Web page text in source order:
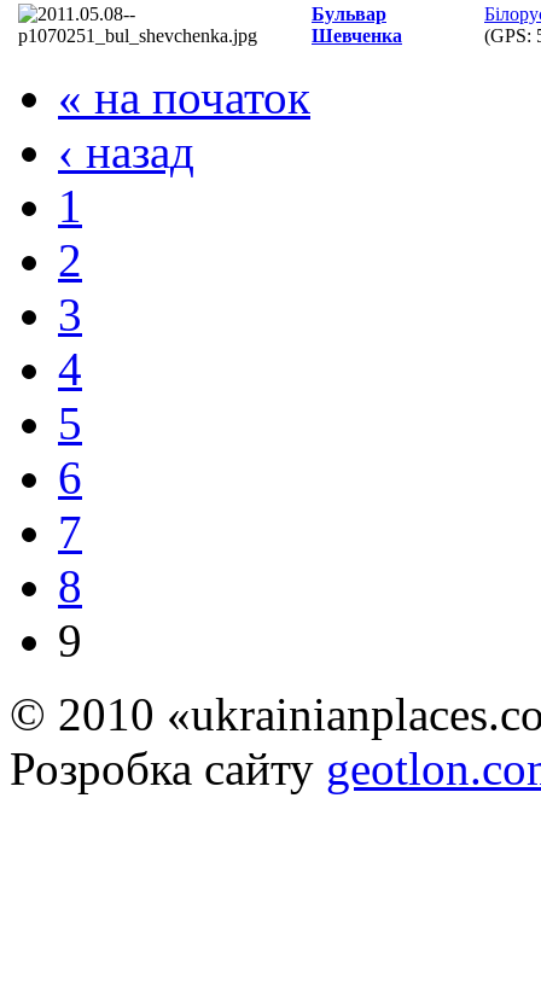
Бульвар
Шевченка
(GPS:
« на початок
‹ назад
1
2
3
4
5
6
7
8
9
© 2010
Розробка сайту